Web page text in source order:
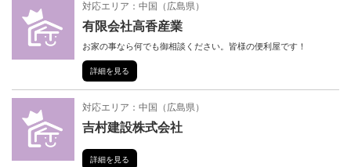
対応エリア： 中国 （ 広島県）
有限会社高香産業
お家の事なら何でも御相談ください。皆様の便利屋です！
詳細を見る
対応エリア： 中国 （ 広島県）
吉村建設株式会社
詳細を見る